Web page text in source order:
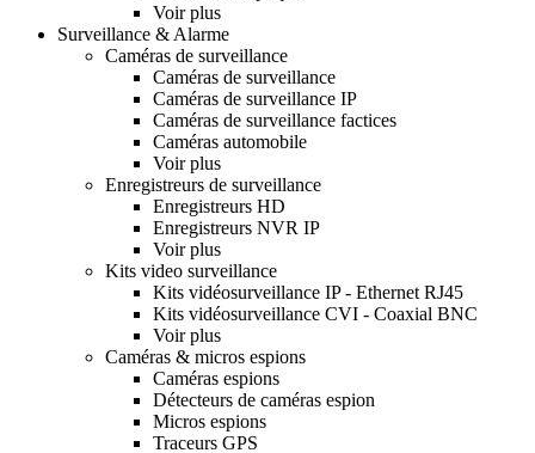
Voir plus
Surveillance & Alarme
Caméras de surveillance
Caméras de surveillance
Caméras de surveillance IP
Caméras de surveillance factices
Caméras automobile
Voir plus
Enregistreurs de surveillance
Enregistreurs HD
Enregistreurs NVR IP
Voir plus
Kits video surveillance
Kits vidéosurveillance IP - Ethernet RJ45
Kits vidéosurveillance CVI - Coaxial BNC
Voir plus
Caméras & micros espions
Caméras espions
Détecteurs de caméras espion
Micros espions
Traceurs GPS